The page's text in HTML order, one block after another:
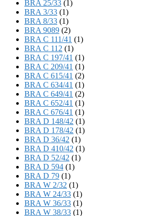
BRA 25/33 (1)
BRA 3/33 (1)
BRA 8/33 (1)
BRA 9089 (2)
BRA C 111/41 (1)
BRA C 112 (1)
BRA C 197/41 (1)
BRA C 209/41 (1)
BRA C 615/41 (2)
BRA C 634/41 (1)
BRA C 649/41 (2)
BRA C 652/41 (1)
BRA C 676/41 (1)
BRA D 148/42 (1)
BRA D 178/42 (1)
BRA D 36/42 (1)
BRA D 410/42 (1)
BRA D 52/42 (1)
BRA D 594 (1)
BRA D 79 (1)
BRA W 2/32 (1)
BRA W 24/33 (1)
BRA W 36/33 (1)
BRA W 38/33 (1)